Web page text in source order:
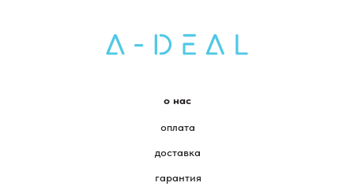
о нас
оплата
доставка
гарантия